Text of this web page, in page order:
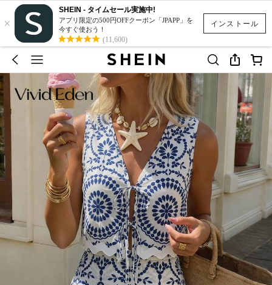
インストール
×
SHEIN - タイムセール実施中!
アプリ限定の500円OFFクーポン「JPAPP」を
今すぐ使おう！
(11,600)